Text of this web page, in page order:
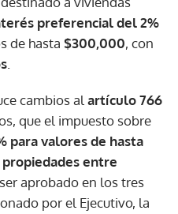
preferencial del 2%
de hasta $300,000, con
cambios al artículo 766
que el impuesto sobre
para valores de hasta
entre
ser aprobado en los tres
por el Ejecutivo, la